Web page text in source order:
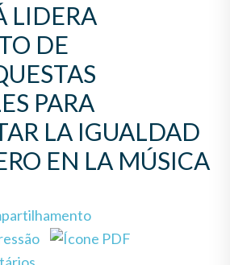
LIDERA
DE
PARA
LA IGUALDAD
EN LA MÚSICA